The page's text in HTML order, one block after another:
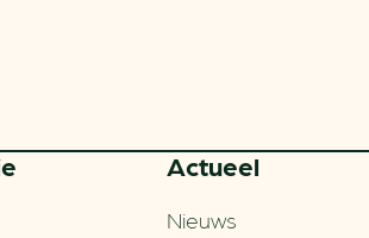
Actueel
Nieuws